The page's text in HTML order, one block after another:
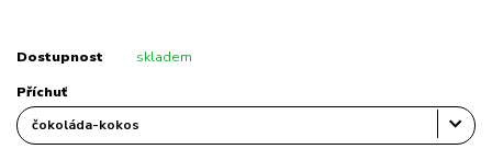
Dostupnost skladem
Příchuť